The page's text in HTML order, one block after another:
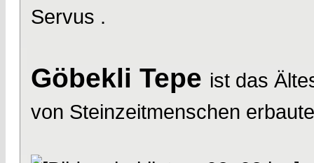
Servus .
Göbekli Tepe ist das
von Steinzeitmenschen